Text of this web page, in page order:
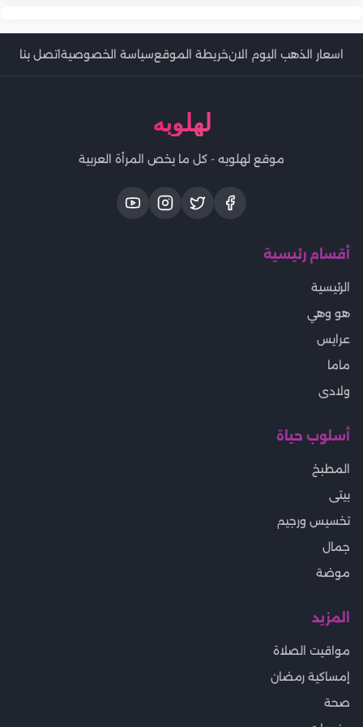
اسعار الذهب اليوم الانخريطة الموقعسياسة الخصوصيةاتصل بنا
لهلوبه
موقع لهلوبه - كل ما يخص المرأة العربية
أقسام رئيسية
الرئيسية
هو وهي
عرايس
ماما
ولادى
أسلوب حياة
المطبخ
بيتى
تخسيس ورجيم
جمال
موضة
المزيد
مواقيت الصلاة
إمساكية رمضان
صحة